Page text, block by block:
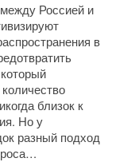
Россией и
в
близок к
Но у
разный подход